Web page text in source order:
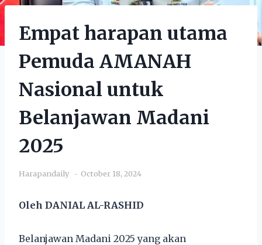
Empat harapan utama
Pemuda AMANAH
Nasional untuk
Belanjawan Madani
2025
Harapandaily October 18, 2024
Oleh DANIAL AL-RASHID
Belanjawan Madani 2025 yang akan